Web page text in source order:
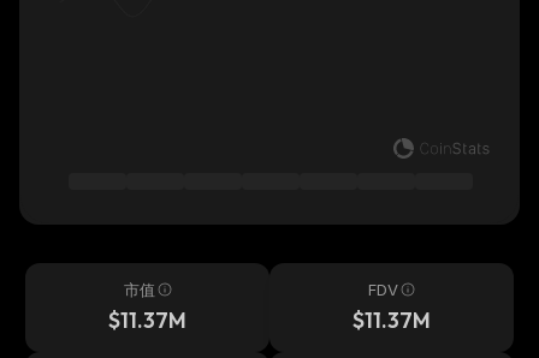
市值
$11.37M
FDV
$11.37M